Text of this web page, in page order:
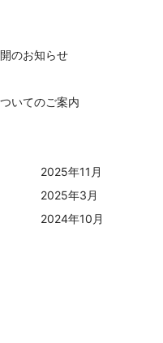
のお知らせ
いてのご案内
2025年11月
2025年3月
2024年10月